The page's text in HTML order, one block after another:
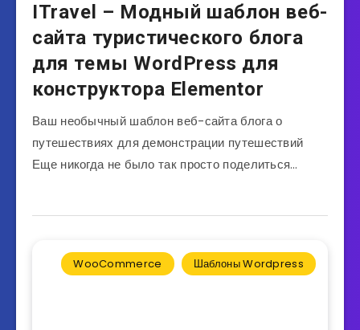
ITravel – Модный шаблон веб-
сайта туристического блога
для темы WordPress для
конструктора Elementor
Ваш необычный шаблон веб-сайта блога о
путешествиях для демонстрации путешествий
Еще никогда не было так просто поделиться…
WooCommerce Шаблоны Wordpress